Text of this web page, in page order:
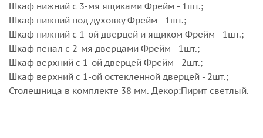
Шкаф нижний с 3-мя ящиками Фрейм - 1шт.;
Шкаф нижний под духовку Фрейм - 1шт.;
Шкаф нижний с 1-ой дверцей и ящиком Фрейм - 1шт.;
Шкаф пенал с 2-мя дверцами Фрейм - 1шт.;
Шкаф верхний с 1-ой дверцей Фрейм - 2шт.;
Шкаф верхний с 1-ой остекленной дверцей - 2шт.;
Столешница в комплекте 38 мм. Декор:Пирит светлый.